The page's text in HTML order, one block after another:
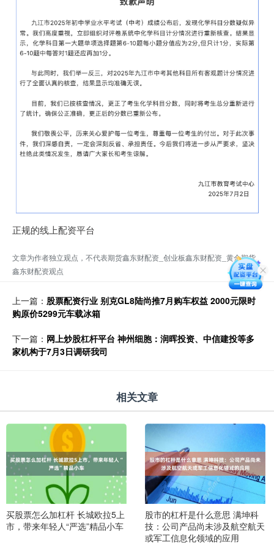
正规的线上配资平台
文章为作者独立观点，不代表期货鑫东财配资_创业板鑫东财配资_黄金期货
鑫东财配资观点
上一篇： 股票配资行业 别克GL8陆尚推7月购车权益 2000元限时
购原价5299元车载冰箱
下一篇： 网上炒股杠杆平台 神州细胞：润晖投资、中信建投等多
家机构于7月3日调研我司
相关文章
买股票怎么加杠杆 长城欧拉5上
市，带来年轻人“严选”精品小车
股市的杠杆是什么意思 满坤科
技：公司产品尚未涉及航空航天
或军工信息化领域的应用